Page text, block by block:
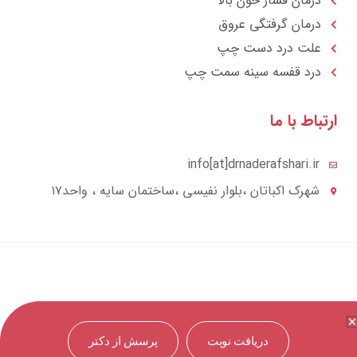
درمان گرفتگی عروق
علت درد دست چپ
درد قفسه سينه سمت چپ
با ما
info[at]drnaderafshari.ir
شهرک اکباتان ،بلوار نفیسی ،ساختمان سایه ، واحد۱۷
دریافت نوبت پرسش از دکتر